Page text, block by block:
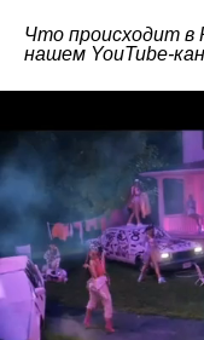
Что происходит в
нашем YouTube-